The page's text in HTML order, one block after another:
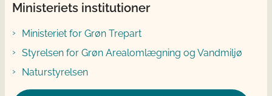
Ministeriets institutioner
Ministeriet for Grøn Trepart
Styrelsen for Grøn Arealomlægning og Vandmiljø
Naturstyrelsen